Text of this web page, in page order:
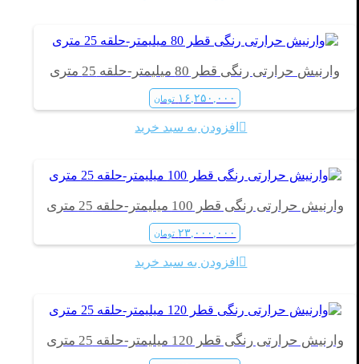
وارنیش حرارتی رنگی قطر 80 میلیمتر-حلقه 25 متری
۱۶,۲۵۰,۰۰۰ تومان
افزودن به سبد خرید
وارنیش حرارتی رنگی قطر 100 میلیمتر-حلقه 25 متری
۲۳,۰۰۰,۰۰۰ تومان
افزودن به سبد خرید
وارنیش حرارتی رنگی قطر 120 میلیمتر-حلقه 25 متری